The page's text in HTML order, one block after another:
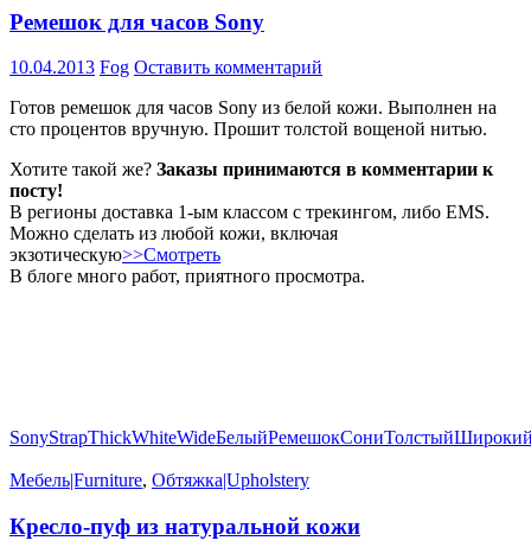
Ремешок для часов Sony
10.04.2013 Fog Оставить комментарий
Готов ремешок для часов Sony из белой кожи. Выполнен на
сто процентов вручную. Прошит толстой вощеной нитью.
Хотите такой же? Заказы принимаются в комментарии к
посту!
В регионы доставка 1-ым классом с трекингом, либо EMS.
Можно сделать из любой кожи, включая
экзотическую>>Смотреть
В блоге много работ, приятного просмотра.
SonyStrapThickWhiteWideБелыйРемешокСониТолстый
Мебель|Furniture, Обтяжка|Upholstery
Кресло-пуф из натуральной кожи